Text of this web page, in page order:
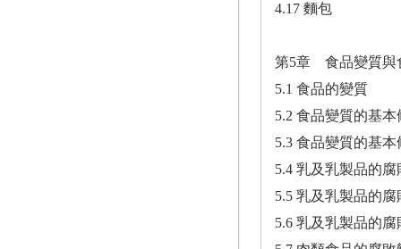
4.17 麵包
第5章 食品變質與
5.1 食品的變質
5.2 食品變質的基
5.3 食品變質的基
5.4 乳及乳製品的
5.5 乳及乳製品的
5.6 乳及乳製品的